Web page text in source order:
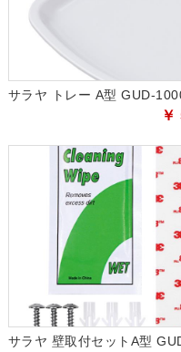
サラヤ トレー A型 GUD-
￥
サラヤ 壁取付セットA型